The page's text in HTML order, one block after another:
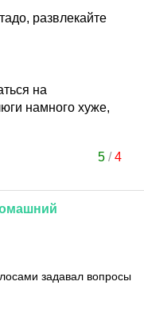
развлекайте
на
намного хуже,
5/4
задавал вопросы